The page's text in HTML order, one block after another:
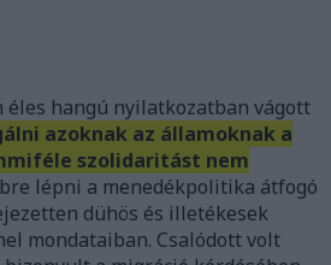
éles hangú nyilatkozatban vágott
azoknak az államoknak a
szolidaritást nem
lépni a menedékpolitika átfogó
dühös és illetékesek
mondataiban. Csalódott volt